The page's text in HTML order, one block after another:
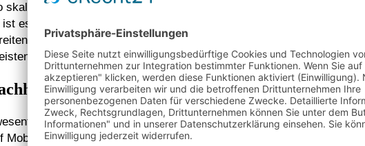
skaliert, dass sie auch auf kleinen Bildschirmen gut lesbar und
es wichtig, auf sogenannte Breakpoints zu achten – das sind
bei denen sich das Layout ändern sollte, um die optimale
und Übersicht auf allen Geräten
Bestandteil jeder Website und muss sowohl auf
Mobilgeräten leicht zugänglich sein. Auf großen Bildschirmen sind